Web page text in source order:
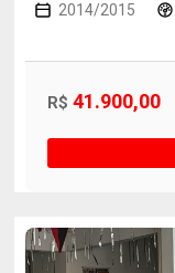
2014/2015
R$ 41.900,00